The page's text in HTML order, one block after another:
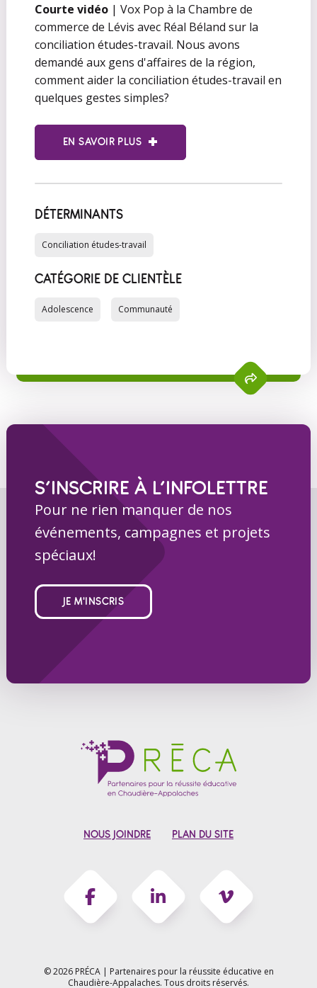
Courte vidéo| Vox Pop à la Chambre de
commerce de Lévis avec Réal Béland sur la
conciliation études-travail. Nous avons
demandé aux gens d'affaires de la région,
comment aider la conciliation études-travail en
quelques gestes simples?
EN SAVOIR PLUS
DÉTERMINANTS
Conciliation études-travail
CATÉGORIE DE CLIENTÈLE
Adolescence Communauté
S’INSCRIRE À L’INFOLETTRE
Pour ne rien manquer de nos
événements, campagnes et projets
spéciaux!
JE M'INSCRIS
NOUS JOINDRE PLAN DU SITE
© 2026 PRÉCA | Partenaires pour la réussite éducative en
Chaudière-Appalaches. Tous droits réservés.